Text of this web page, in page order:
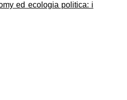
ed ecologia politica: i